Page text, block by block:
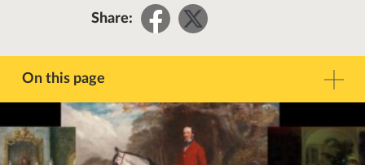
Share:
Share
on
Share
on
On this page
Réamhrá